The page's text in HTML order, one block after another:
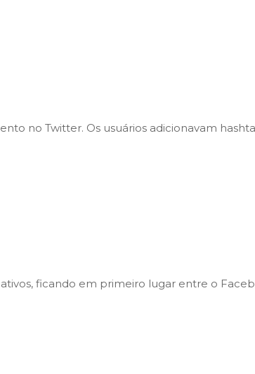
no Twitter. Os usuários adicionavam
ficando em primeiro lugar entre o